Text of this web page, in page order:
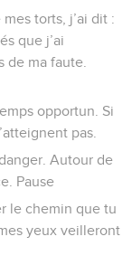
torts, j’ai dit :
que j’ai
de ma faute.
opportun. Si
pas.
Autour de
Pause
le chemin que tu
yeux veilleront